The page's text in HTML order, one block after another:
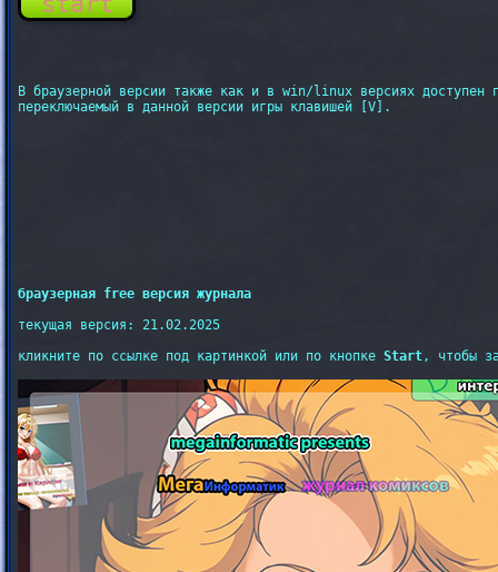
В браузерной версии также как и в win/linux версиях доступен
переключаемый в данной версии игры клавишей [V].
браузерная free версия журнала
текущая версия: 21.02.2025
кликните по ссылке под картинкой или по кнопке Start, чтобы